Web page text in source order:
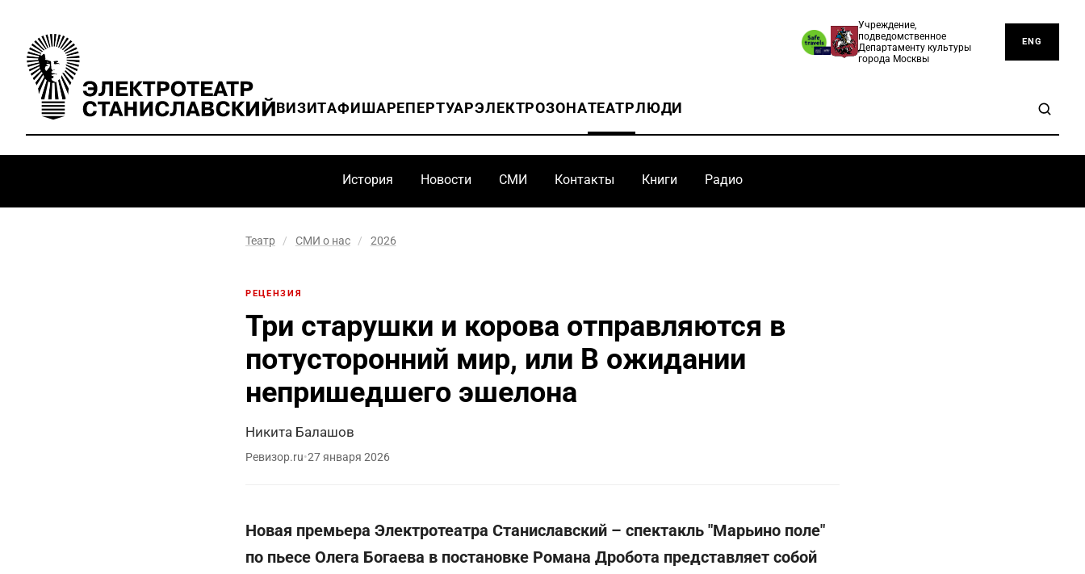
Учреждение,
подведомственное
Департаменту культуры
города Москвы
ENG
ВИЗИТАФИШАРЕПЕРТУАРЭЛЕКТРОЗОНАТЕАТРЛЮДИ
История Новости СМИ Контакты Книги Радио
Театр / СМИ о нас / 2026
РЕЦЕНЗИЯ
Три старушки и корова отправляются в
потусторонний мир, или В ожидании
непришедшего эшелона
Никита Балашов
Ревизор.ru•27 января 2026
Новая премьера Электротеатра Станиславский – спектакль "Марьино поле"
по пьесе Олега Богаева в постановке Романа Дробота представляет собой